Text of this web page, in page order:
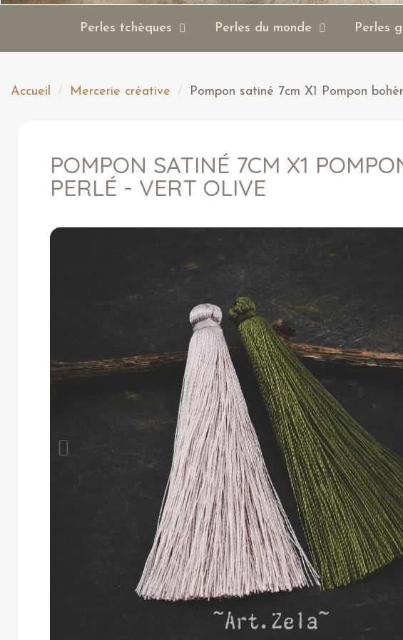
Perles tchèques Perles du monde Perles
Accueil Mercerie créative Pompon satiné 7cm X1 Pompon
POMPON SATINÉ 7CM X1
PERLÉ - VERT OLIVE